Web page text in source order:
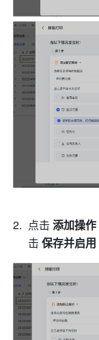
点击 添加操作
击 保存并启用